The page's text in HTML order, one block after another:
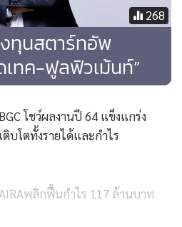
น และอาหาร specialty ที่มีสัดส่วน
อเพิ่มขึ้นของลูกค้าในทุกประเภท
งการรับรู้รายได้จากบริษัท City
ธุรกิจอาหารสัตว์เลี้ยง ขณะที่ธุรกิจ
ษัท BOOSTED NRF Corp. ซึ่งได้
ณฑ์สินค้า ทั้งหมด 3 แบรนด์ คือ
ละ WellPath อีกทั้งยังมีการขยาย
นประเทศ ผ่านการลงทุนในบริษัท
ลิตภัณฑ์สินค้าอุปโภคที่ไม่ใช่อาหาร
268
ทุนสตาร์ทอัพ
เทค-ฟูลฟิวเม้นท์”
BGC โชว์ผลงานปี 64 แข็งแกร่ง
เติบโตทั้งรายได้และกำไร
AIRAพลิกฟื้นกำไร 117 ล้านบาท